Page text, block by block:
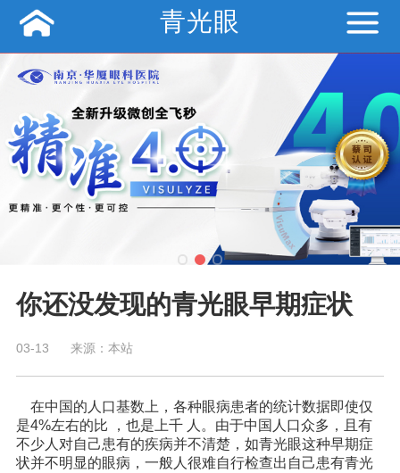
青光眼
你还没发现的青光眼早期症状
03-13 来源：本站
在中国的人口基数上，各种眼病患者的统计数据即使仅
是4%左右的比 ，也是上千 人。由于中国人口众多，且有
不少人对自己患有的疾病并不清楚，如青光眼这种早期症
状并不明显的眼病，一般人很难自行检查出自己患有青光